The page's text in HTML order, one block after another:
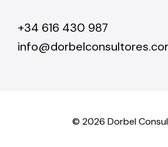
+34 616 430 987
© 2026 Dorbel